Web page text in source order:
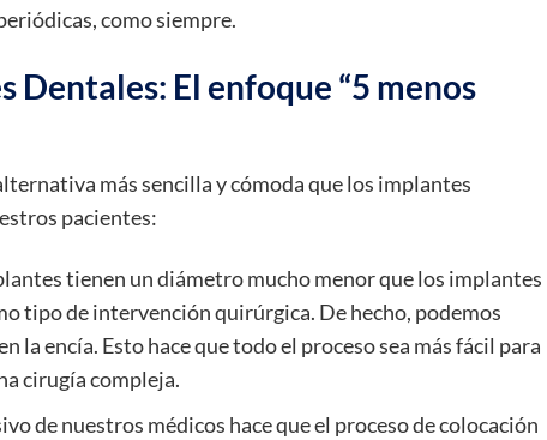
como siempre.
El enfoque “5 menos
más sencilla y cómoda que los implantes
pacientes:
tienen un diámetro mucho menor que los implantes
tipo de intervención quirúrgica. De hecho, podemos
la encía. Esto hace que todo el proceso sea más fácil para
cirugía compleja.
de nuestros médicos hace que el proceso de colocación